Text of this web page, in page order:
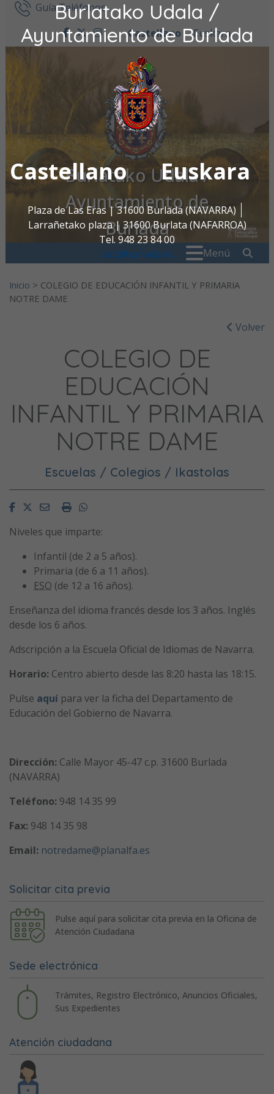
Burlatako Udala /
Ayuntamiento de Burlada
Castellano Euskara
Plaza de Las Eras | 31600 Burlada (NAVARRA)
Larrañetako plaza | 31600 Burlata (NAFARROA)
Tel. 948 23 84 00
oac@burlada.es
Ir al contenidoGuía Teléfonos
facebook
twitter
instagram
Castellano Euskara
Burlatako Udala /
Ayuntamiento de
Burlada
Menú
Inicio > COLEGIO DE EDUCACIÓN INFANTIL Y PRIMARIA
NOTRE DAME
Volver
COLEGIO DE
EDUCACIÓN
INFANTIL Y PRIMARIA
NOTRE DAME
Escuelas / Colegios / Ikastolas
FacebookTwitterEmailImprimirWhatsapp
Niveles que imparte:
Infantil (de 2 a 5 años).
Primaria (de 6 a 11 años).
ESO (de 12 a 16 años).
Enseñanza del idioma francés desde los 3 años. Inglés
desde los 6 años.
Adscripción a la Escuela Oficial de Idiomas de Navarra.
Horario: Centro abierto desde las 8:20 hasta las 18:15.
Pulse aquí para ver la ficha del Departamento de
Educación del Gobierno de Navarra.
Dirección: Calle Mayor 45-47 c.p. 31600 Burlada
(NAVARRA)
Teléfono: 948 14 35 99
Fax: 948 14 35 98
Email: notredame@planalfa.es
Solicitar cita previa
Pulse aquí para solicitar cita previa en la Oficina de
Atención Ciudadana
Sede electrónica
Trámites, Registro Electrónico, Anuncios Oficiales,
Sus Expedientes
Atención ciudadana